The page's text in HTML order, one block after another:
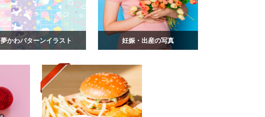
夢かわパターンイラスト 妊娠・出産の写真